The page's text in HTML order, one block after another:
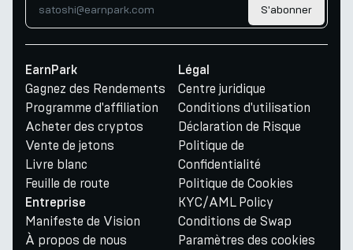
S'abonner
EarnPark
Gagnez des Rendements
Programme d'affiliation
Acheter des cryptos
Vente de jetons
Livre blanc
Feuille de route
Entreprise
Manifeste de Vision
À propos de nous
Légal
Centre juridique
Conditions d'utilisation
Déclaration de Risque
Politique de
Confidentialité
Politique de Cookies
KYC/AML Policy
Conditions de Swap
Paramètres des cookies